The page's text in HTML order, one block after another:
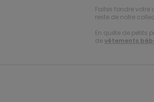
Faites fondre
reste de notre
En quête de petits
devêtements